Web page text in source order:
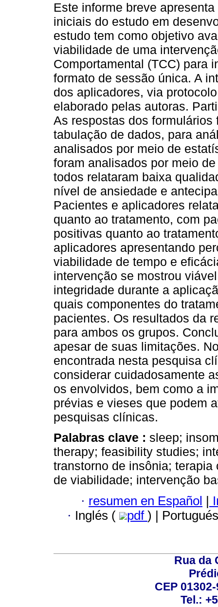
Este informe breve
iniciais do estudo em
estudo tem como objetivo
viabilidade de uma
Comportamental (TCC) para
formato de sessão única. A
dos aplicadores, via
elaborado pelas autoras.
As respostas dos
tabulação de dados, para
analisados por meio de
foram analisados por meio
todos relataram baixa
nível de ansiedade e
Pacientes e aplicadores
quanto ao tratamento, com
positivas quanto ao
aplicadores apresentando
viabilidade de tempo e
intervenção se mostrou
integridade durante a
quais componentes do
pacientes. Os resultados da
para ambos os grupos.
apesar de suas limitações.
encontrada nesta pesquisa
considerar cuidadosamente
os envolvidos, bem como a
prévias e vieses que podem
pesquisas clínicas.
Palabras clave : sleep;
therapy; feasibility studies;
transtorno de insônia;
de viabilidade; intervenção
· resumen en Español |
· Inglés ( pdf ) |
Rua da
CEP
Tel.: